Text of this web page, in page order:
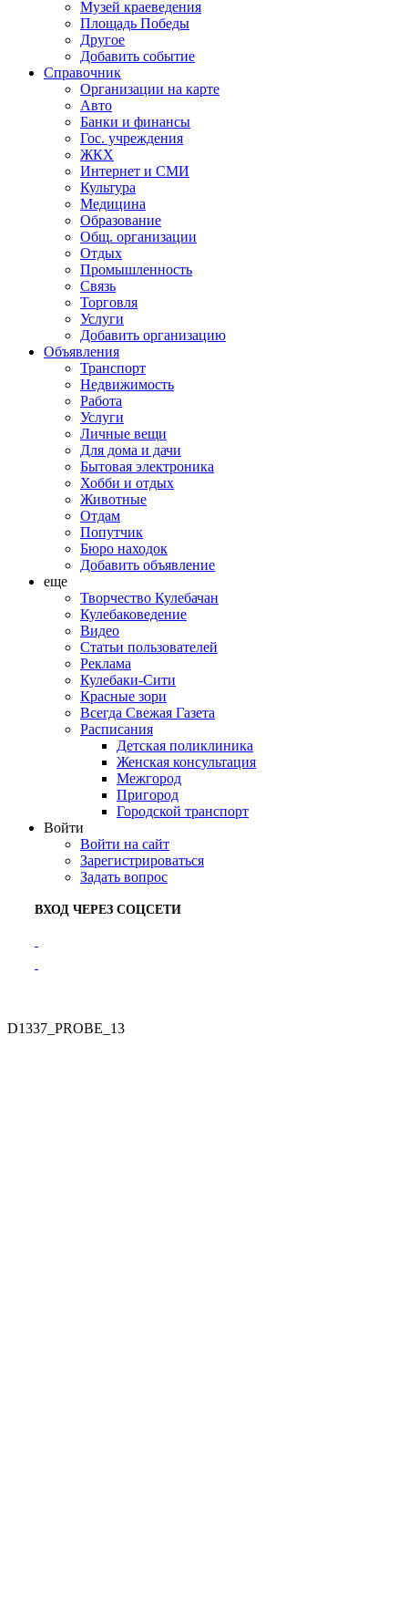
Музей краеведения
Площадь Победы
Другое
Добавить событие
Справочник
Организации на карте
Авто
Банки и финансы
Гос. учреждения
ЖКХ
Интернет и СМИ
Культура
Медицина
Образование
Общ. организации
Отдых
Промышленность
Связь
Торговля
Услуги
Добавить организацию
Объявления
Транспорт
Недвижимость
Работа
Услуги
Личные вещи
Для дома и дачи
Бытовая электроника
Хобби и отдых
Животные
Отдам
Попутчик
Бюро находок
Добавить объявление
еще
Творчество Кулебачан
Кулебаковедение
Видео
Статьи пользователей
Реклама
Кулебаки-Сити
Красные зори
Всегда Свежая Газета
Расписания
Детская поликлиника
Женская консультация
Межгород
Пригород
Городской транспорт
Войти
Войти на сайт
Зарегистрироваться
Задать вопрос
ВХОД ЧЕРЕЗ СОЦСЕТИ